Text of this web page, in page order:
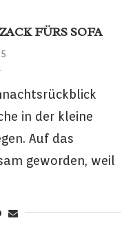
FÜRS SOFA
in der kleine
Auf das
geworden, weil